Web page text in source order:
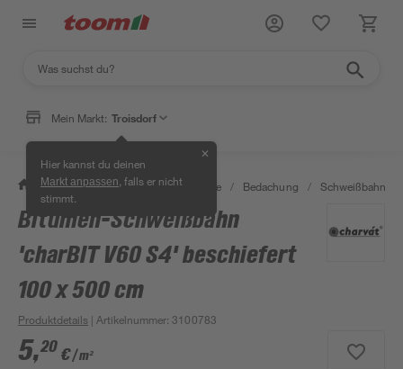
Mein Markt: Troisdorf
Hier kannst du deinen
Markt anpassen , falls er nicht
stimmt.
✕
/ Bauen & Renovieren / Baustoffe / Bedachung / Schweißbahnen
Bitumen-Schweißbahn
'charBIT V60 S4' beschiefert
100 x 500 cm
Produktdetails | Artikelnummer:3100783
5,20 €/ m²